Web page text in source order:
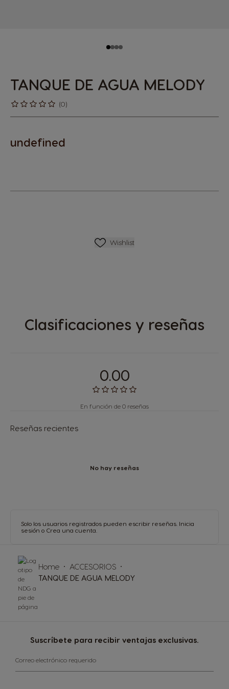
TANQUE DE AGUA MELODY
(0)
undefined
Lista De Deseos
Wishlist
Clasificaciones y reseñas
0.00
En función de 0 reseñas
Reseñas recientes
No hay reseñas
Solo los usuarios registrados pueden escribir reseñas. Inicia
sesión o Crea una cuenta
Suscríbete para recibir ventajas exclusivas.
Correo electrónico requerido
Home
ACCESORIOS
TANQUE DE AGUA MELODY